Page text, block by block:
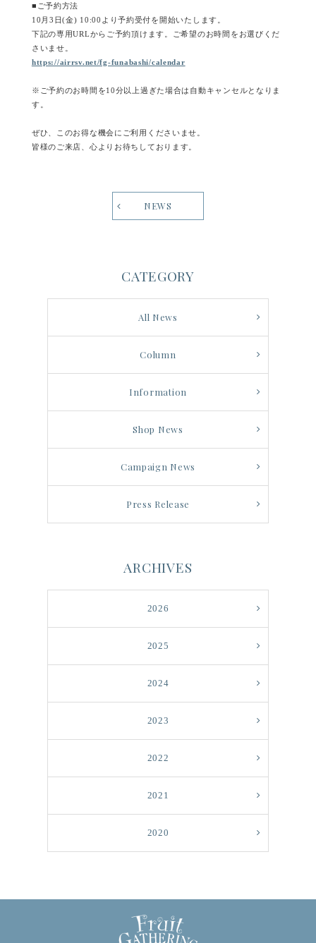
■ご予約方法
10月3日(金) 10:00より予約受付を開始いたします。
下記の専用URLからご予約頂けます。ご希望のお時間をお選びくだ
さいませ。
https://airrsv.net/fg-funabashi/calendar
※ご予約のお時間を10分以上過ぎた場合は自動キャンセルとなりま
す。
ぜひ、このお得な機会にご利用くださいませ。
皆様のご来店、心よりお待ちしております。
NEWS
CATEGORY
All News
Column
Information
Shop News
Campaign News
Press Release
ARCHIVES
2026
2025
2024
2023
2022
2021
2020